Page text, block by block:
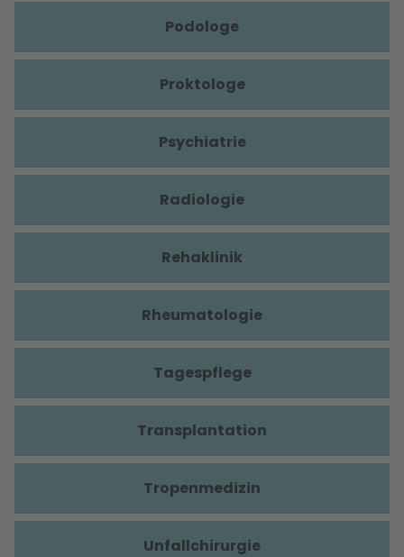
Podologe
Proktologe
Psychiatrie
Radiologie
Rehaklinik
Rheumatologie
Tagespflege
Transplantation
Tropenmedizin
Unfallchirurgie